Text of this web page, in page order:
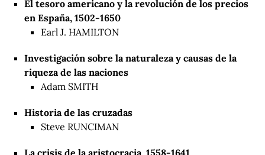
El tesoro americano y la revolución de los precios
en España, 1502-1650
Earl J. HAMILTON
Investigación sobre la naturaleza y causas de la
riqueza de las naciones
Adam SMITH
Historia de las cruzadas
Steve RUNCIMAN
La crisis de la aristocracia, 1558-1641